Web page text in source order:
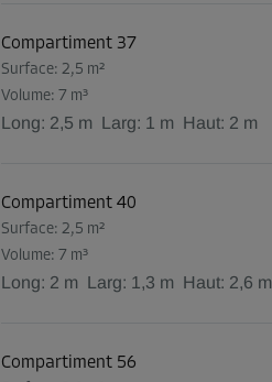
Compartiment 37
Surface: 2,5 m²
Volume: 7 m³
Long: 2,5 m Larg: 1 m Haut: 2 m
Compartiment 40
Surface: 2,5 m²
Volume: 7 m³
Long: 2 m Larg: 1,3 m Haut: 2,6 m
Compartiment 56